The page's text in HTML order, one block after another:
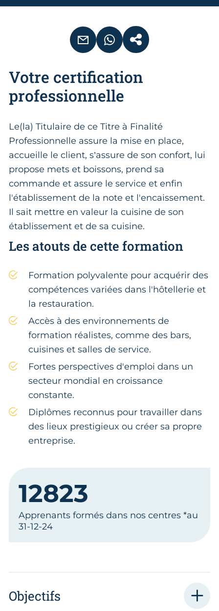
EMAIL WHATSAPPCOPIER LE LIEN
Votre certification
professionnelle
Le(la) Titulaire de ce Titre à Finalité
Professionnelle assure la mise en place,
accueille le client, s’assure de son confort, lui
propose mets et boissons, prend sa
commande et assure le service et enfin
l'établissement de la note et l'encaissement.
Il sait mettre en valeur la cuisine de son
établissement et de sa cuisine.
Les atouts de cette formation
Formation polyvalente pour acquérir des
compétences variées dans l'hôtellerie et
la restauration.
Accès à des environnements de
formation réalistes, comme des bars,
cuisines et salles de service.
Fortes perspectives d'emploi dans un
secteur mondial en croissance
constante.
Diplômes reconnus pour travailler dans
des lieux prestigieux ou créer sa propre
entreprise.
12823
Apprenants formés dans nos centres *au
31-12-24
Objectifs